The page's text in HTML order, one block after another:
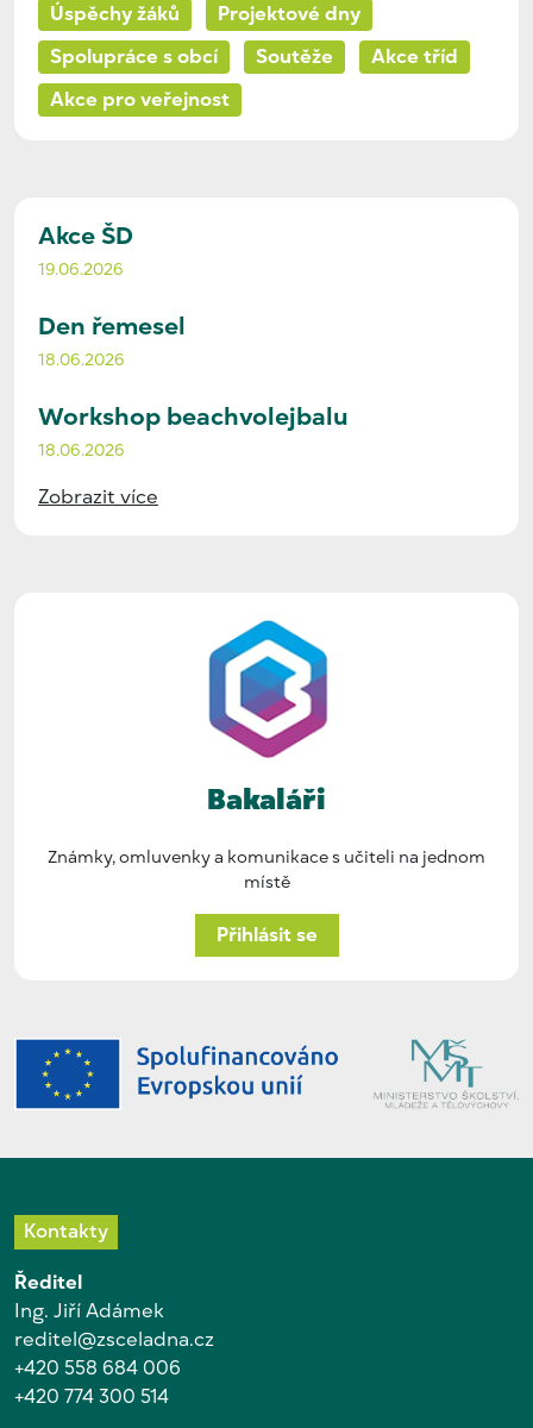
Úspěchy žáků
Projektové dny
Spolupráce s obcí
Soutěže
Akce tříd
Akce pro veřejnost
Akce ŠD
19.06.2026
Den řemesel
18.06.2026
Workshop beachvolejbalu
18.06.2026
Zobrazit více
Bakaláři
Známky, omluvenky a komunikace s učiteli na jednom
místě
Přihlásit se
Kontakty
Ředitel
Ing. Jiří Adámek
reditel@zsceladna.cz
+420 558 684 006
+420 774 300 514